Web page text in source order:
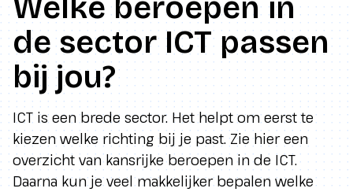
Welke beroepen in
de sector ICT passen
bij jou?
ICT is een brede sector. Het helpt om eerst te
kiezen welke richting bij je past. Zie hier een
overzicht van kansrijke beroepen in de ICT.
Daarna kun je veel makkelijker bepalen welke